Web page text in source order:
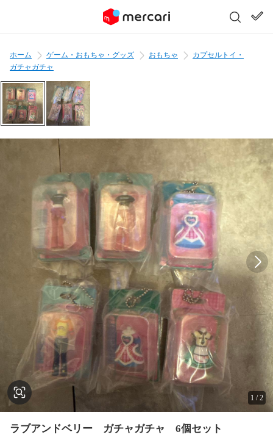
ホーム ゲーム・おもちゃ・グッズ おもちゃ
カプセルトイ・
ガチャガチャ
1 /2
ラブアンドベリー ガチャガチャ 6個セット